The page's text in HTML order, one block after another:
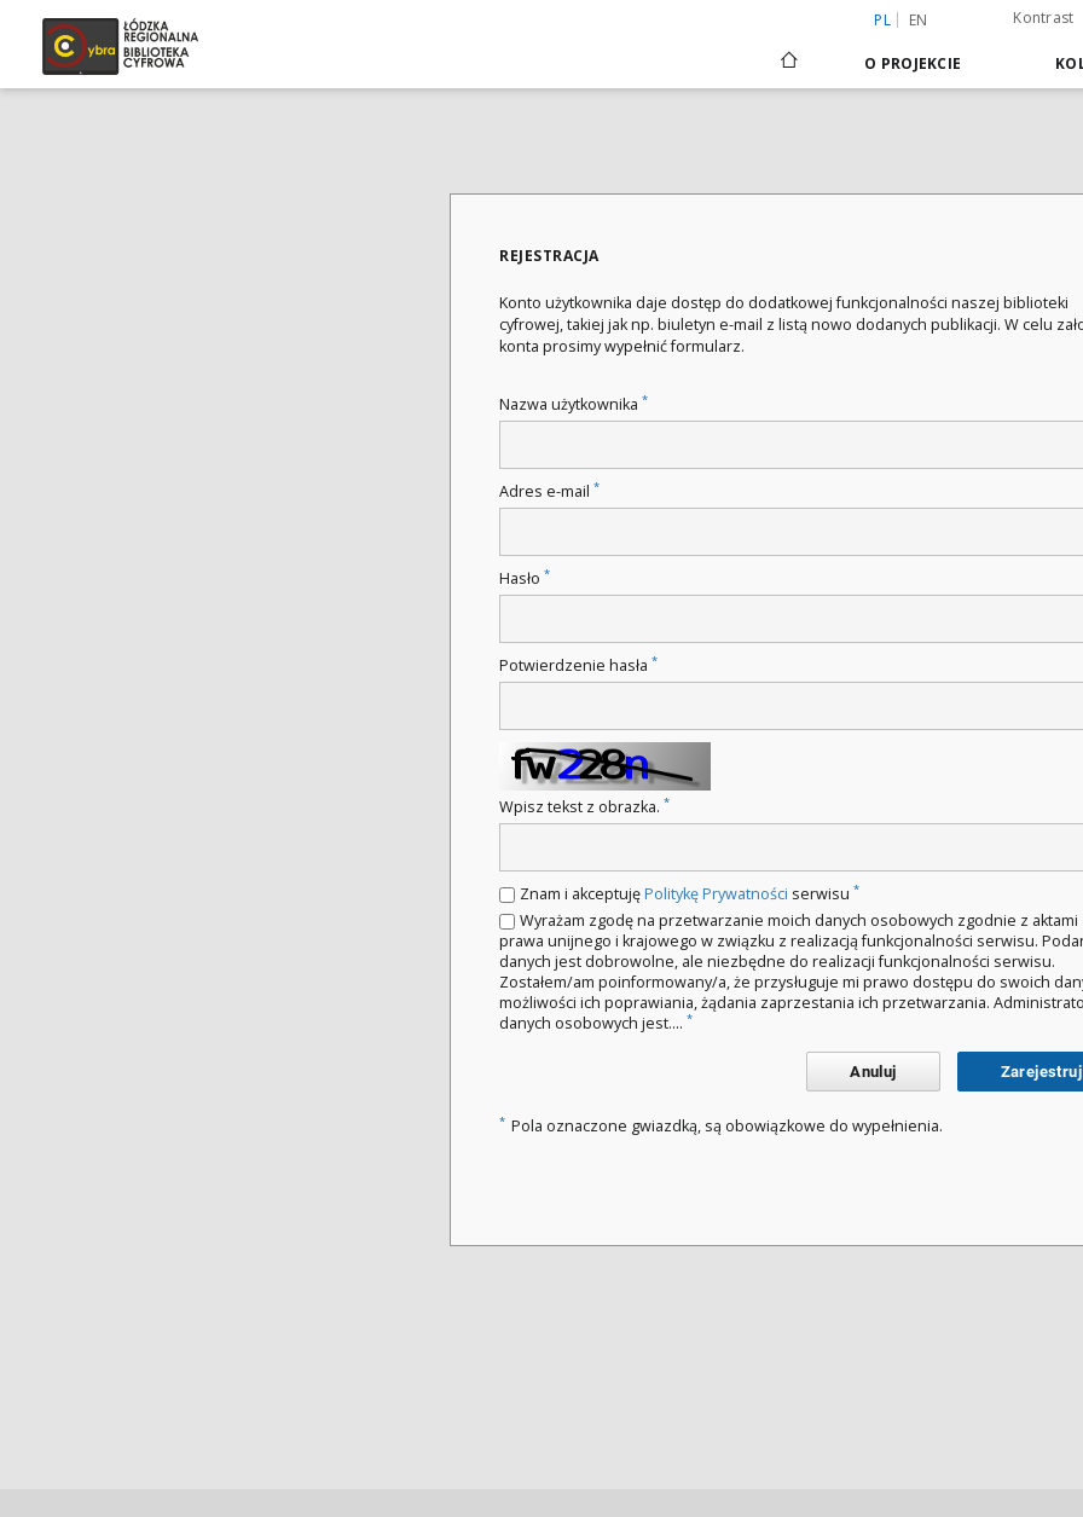
PL EN Kontrast
O PROJEKCIE
REJESTRACJA
Konto użytkownika daje dostęp do dodatkowej funkcjonalności naszej biblioteki
cyfrowej, takiej jak np. biuletyn e-mail z listą nowo dodanych publikacji. W celu
konta prosimy wypełnić formularz.
Nazwa użytkownika *
Adres e-mail *
Hasło *
Potwierdzenie hasła *
Wpisz tekst z obrazka. *
Znam i akceptujęPolitykę Prywatności serwisu *
Wyrażam zgodę na przetwarzanie moich danych osobowych zgodnie z aktami
prawa unijnego i krajowego w związku z realizacją funkcjonalności serwisu.
danych jest dobrowolne, ale niezbędne do realizacji funkcjonalności serwisu.
Zostałem/am poinformowany/a, że przysługuje mi prawo dostępu do swoich
możliwości ich poprawiania, żądania zaprzestania ich przetwarzania.
danych osobowych jest.... *
Anuluj Zarejestruj
* Pola oznaczone gwiazdką, są obowiązkowe do wypełnienia.